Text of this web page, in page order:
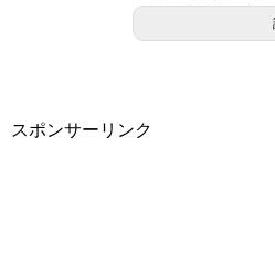
スポンサーリンク